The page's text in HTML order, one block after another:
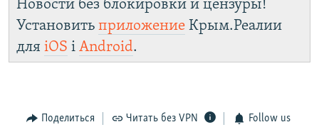
Новости без блокировки и цензуры!
Установить приложение Крым.Реалии
для iOS і Android.
Поделиться Читать без VPN Follow us